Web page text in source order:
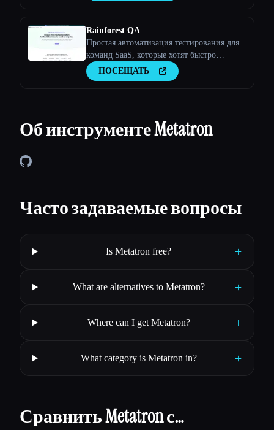
Rainforest QA
Простая автоматизация тестирования для
команд SaaS, которые хотят быстро
поставлять продукцию
ПОСЕЩАТЬ
Об инструменте Metatron
Часто задаваемые вопросы
Is Metatron free? +
What are alternatives to Metatron? +
Where can I get Metatron? +
What category is Metatron in? +
Сравнить Metatron с…